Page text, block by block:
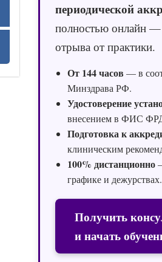
периодической
полностью онлайн —
отрыва от практики.
От 144 часов — в
Минздрава РФ.
Удостоверение
внесением в ФИС
Подготовка к
клиническим
100% дистанционно
графике и дежурствах.
Получить
и начать